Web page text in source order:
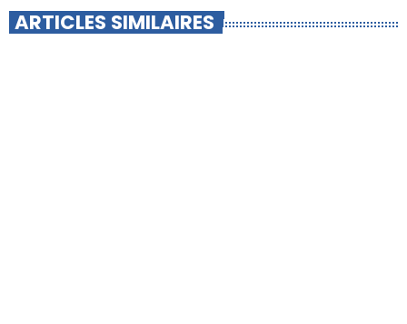
ARTICLES SIMILAIRES